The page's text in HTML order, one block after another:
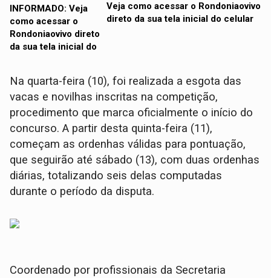
Veja como acessar o Rondoniaovivo
direto da sua tela inicial do celular
Na quarta-feira (10), foi realizada a esgota das
vacas e novilhas inscritas na competição,
procedimento que marca oficialmente o início do
concurso. A partir desta quinta-feira (11),
começam as ordenhas válidas para pontuação,
que seguirão até sábado (13), com duas ordenhas
diárias, totalizando seis delas computadas
durante o período da disputa.
Coordenado por profissionais da Secretaria